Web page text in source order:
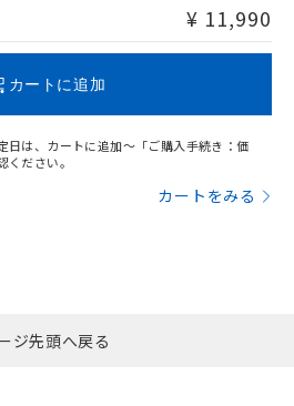
¥ 11,990
カートに追加
日は、カートに追加～「ご購入手続き：価
ださい。
カートをみる
ジ先頭へ戻る